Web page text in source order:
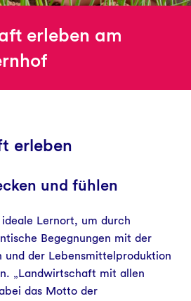
erleben am
erleben
und fühlen
Lernort, um durch
Begegnungen mit der
und der Lebensmittelproduktion
„Landwirtschaft mit allen
das Motto der